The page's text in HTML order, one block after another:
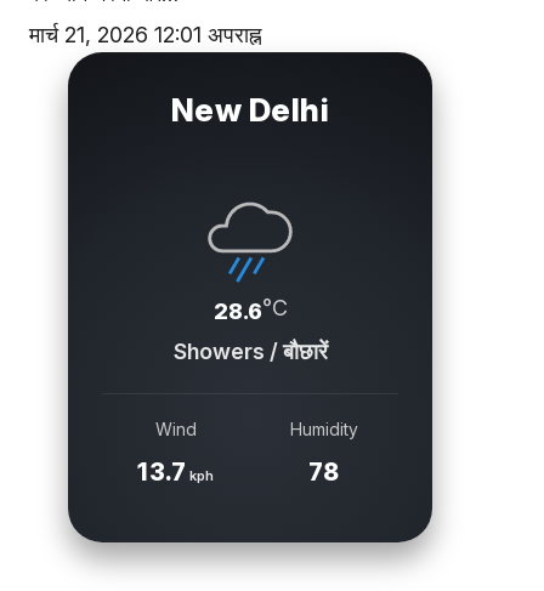
मार्च 21, 2026 12:01 अपराह्न
New Delhi
28.6°C
Showers / बौछारें
Wind
13.7 kph
Humidity
78